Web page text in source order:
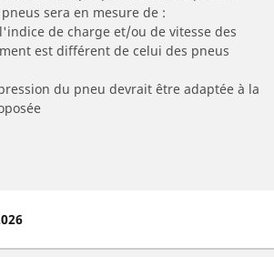
sera en mesure de :
de charge et/ou de vitesse des
est différent de celui des pneus
du pneu devrait être adaptée à la